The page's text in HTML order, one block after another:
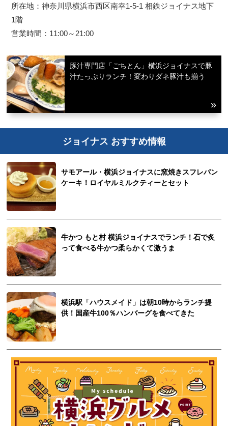
所在地：神奈川県横浜市西区南幸1-5-1 相鉄ジョイナス地下
1階
営業時間：11:00～21:00
豚汁専門店「ごちとん」横浜ジョイナスで豚
汁たっぷりランチ！変わりダネ豚汁も揃う
ジョイナス おすすめ情報
サモアール・横浜ジョイナスに窯焼きスフレパン
ケーキ！ロイヤルミルクティーとセット
牛かつ もと村 横浜ジョイナスでランチ！石で炙
って食べる牛かつ柔らかくて激うま
横浜駅「ハウスメイド」は朝10時からランチ提
供！国産牛100％ハンバーグを食べてきた